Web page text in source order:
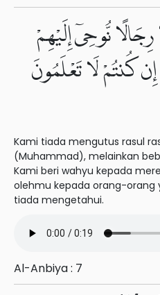
نُّوحِىٓ إِلَيْهِمْ
كُنتُمْ لَا تَعْلَمُونَ
Kami tiada mengutus rasul
(Muhammad), melainkan
Kami beri wahyu kepada
olehmu kepada orang-orang
tiada mengetahui.
Al-Anbiya : 7